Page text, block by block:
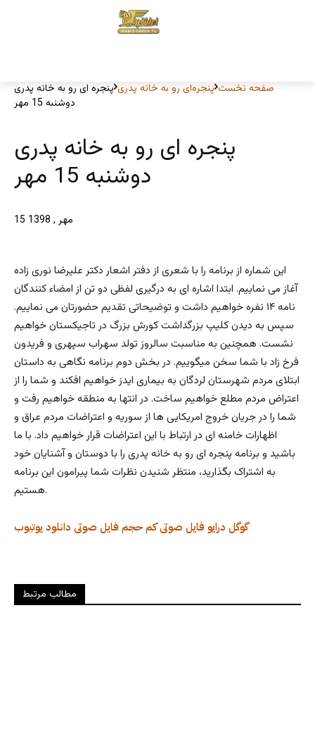
صفحه نخست پنجره‌ای رو به خانه پدری پنجره ای رو به خانه پدری
دوشنبه 15 مهر
پنجره ای رو به خانه پدری
دوشنبه 15 مهر
15 مهر , 1398
این شماره از برنامه را با شعری از دفتر اشعار دکتر علیرضا نوری زاده
آغاز می نماییم. ابتدا اشاره ای به درگیری لفظی دو تن از امضاء کنندگان
نامه ۱۴ نفره خواهیم داشت و توضیحاتی تقدیم حضورتان می نماییم.
سپس به دیدن کلیپ بزرگداشت کورش بزرگ در تاجیکستان خواهیم
نشست. همچنین به مناسبت سالروز تولد سهراب سپهری و فریدون
فرخ زاد با شما سخن میگوییم. در بخش دوم برنامه نگاهی به داستان
ابتلای مردم شهرستان لردگان به بیماری ایدز خواهیم افکند و شما را از
اعتراض مردم مطلع خواهیم ساخت. در انتها به منطقه خواهیم رفت و
شما را در جریان خروج امریکایی ها از سوریه و اعتراضات مردم عراق و
اظهارات خامنه ای در ارتباط با این اعتراضات قرار خواهیم داد. با ما
باشید و برنامه پنجره ای رو به خانه پدری را با دوستان و آشنایان خود
به اشتراک بگذارید، منتظر شنیدن نظرات شما پیرامون این برنامه
هستیم.
یوتیوب دانلود فایل صوتی فایل صوتی کم حجم گوگل درایو
مطالب مرتبط